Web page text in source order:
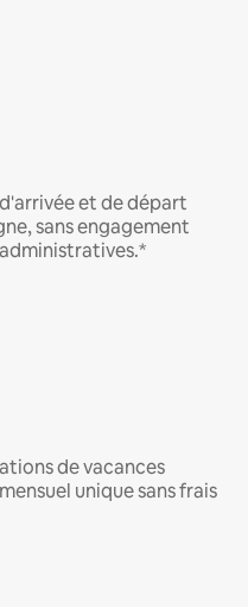
et de départ
sans engagement
de vacances
unique sans frais